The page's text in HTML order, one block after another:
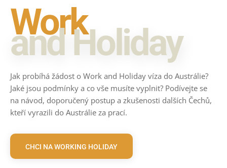
Work
and Holiday
Jak probíhá žádost o Work and Holiday víza do Austrálie?
Jaké jsou podmínky a co vše musíte vyplnit? Podívejte se
na návod, doporučený postup a zkušenosti dalších Čechů,
kteří vyrazili do Austrálie za prací.
CHCI NA WORKING HOLIDAY